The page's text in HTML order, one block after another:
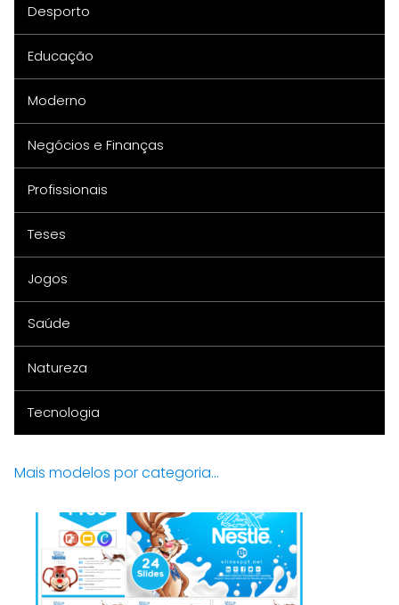
Desporto
Educação
Moderno
Negócios e Finanças
Profissionais
Teses
Jogos
Saúde
Natureza
Tecnologia
Mais modelos por categoria...